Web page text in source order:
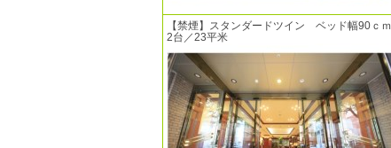
【禁煙】スタンダードツイン ベッド幅90ｃｍ
2台／23平米